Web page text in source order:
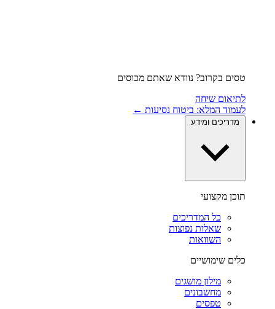
טסים בקרוב? נוודא שאתם מכוסים
לתיאום שיחה
לעמוד המלא: ביטוח נסיעות ←
מדריכים ומידע
תוכן מקצועי
כל המדריכים
שאלות נפוצות
השוואות
כלים שימושיים
מילון מושגים
מחשבונים
טפסים